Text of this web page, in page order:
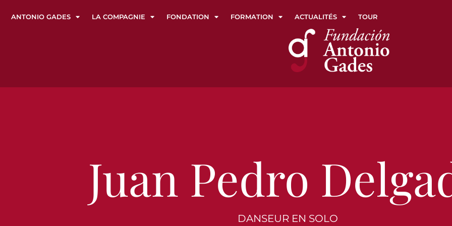
ANTONIO GADES LA COMPAGNIE FONDATION FORMATION ACTUALITÉS TOUR
Juan Pedro
DANSEUR EN SOLO